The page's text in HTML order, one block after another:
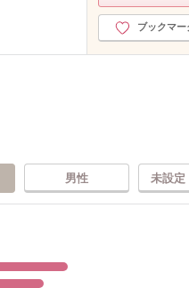
ブックマー
男性 未設定